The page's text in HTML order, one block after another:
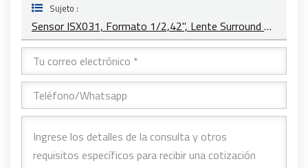
Sujeto :
Sensor ISX031, Formato 1/2,42'', Lente Surround View YT-7603-F1